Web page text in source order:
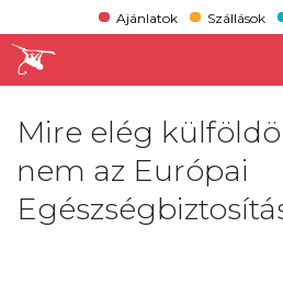
Ajánlatok Szállások
Mire elég
nem az Európai